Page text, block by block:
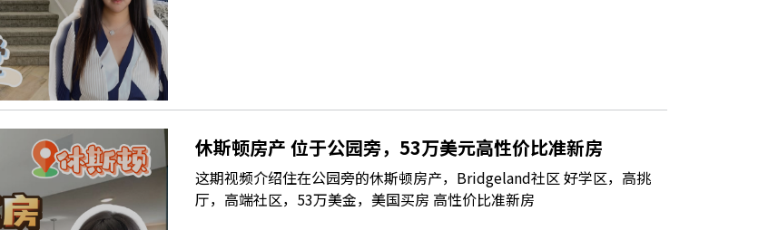
休斯顿房产 位于公园旁，53万美元高性价比准新房
这期视频介绍住在公园旁的休斯顿房产，Bridgeland社区 好学区，高挑
厅，高端社区，53万美金，美国买房 高性价比准新房